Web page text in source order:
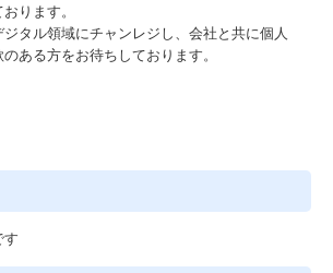
ります。
タル領域にチャンレジし、会社と共に個人
ある方をお待ちしております。
す